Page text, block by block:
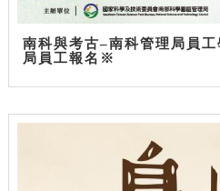
南科與考古–南科管理局員
局員工報名※